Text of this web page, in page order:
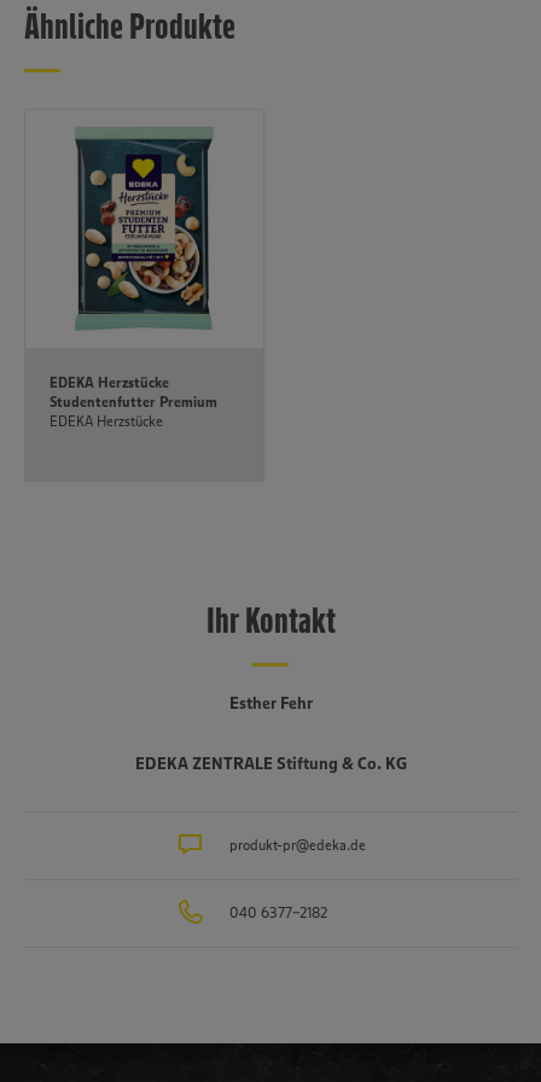
Ähnliche Produkte
EDEKA Herzstücke
Studentenfutter Premium
EDEKA Herzstücke
Ihr Kontakt
Esther Fehr
EDEKA ZENTRALE Stiftung & Co. KG
produkt-pr@edeka.de
040 6377-2182